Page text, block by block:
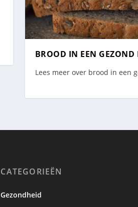
BROOD IN EEN GEZOND
Lees meer over brood in een
CATEGORIEËN
Gezondheid